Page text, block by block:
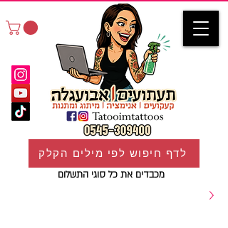
מכבדים את כל סוגי התשלום
לדף חיפוש לפי מילים הקלק